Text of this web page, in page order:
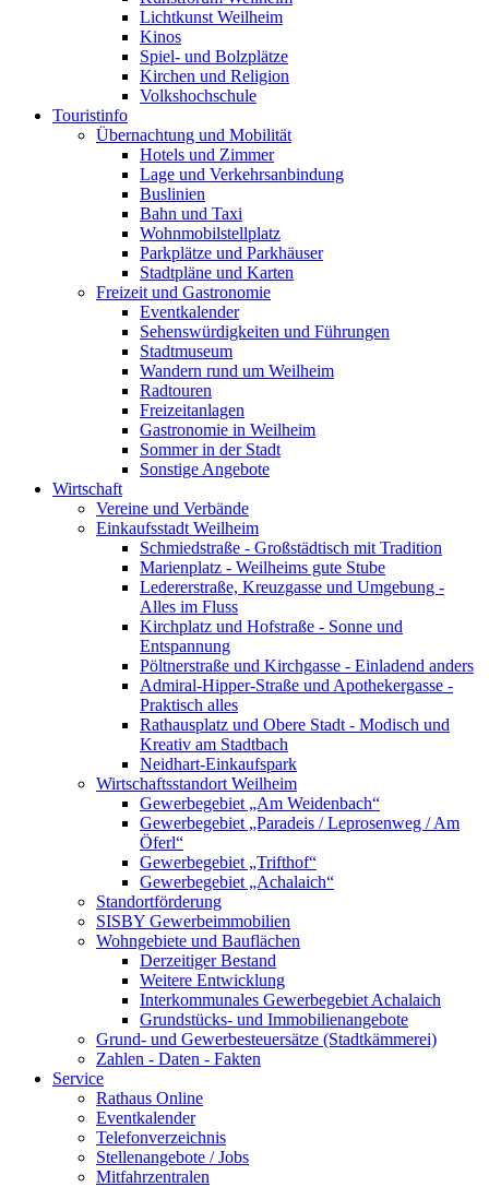
Lichtkunst Weilheim
Kinos
Spiel- und Bolzplätze
Kirchen und Religion
Volkshochschule
Touristinfo
Übernachtung und Mobilität
Hotels und Zimmer
Lage und Verkehrsanbindung
Buslinien
Bahn und Taxi
Wohnmobilstellplatz
Parkplätze und Parkhäuser
Stadtpläne und Karten
Freizeit und Gastronomie
Eventkalender
Sehenswürdigkeiten und Führungen
Stadtmuseum
Wandern rund um Weilheim
Radtouren
Freizeitanlagen
Gastronomie in Weilheim
Sommer in der Stadt
Sonstige Angebote
Wirtschaft
Vereine und Verbände
Einkaufsstadt Weilheim
Schmiedstraße - Großstädtisch mit Tradition
Marienplatz - Weilheims gute Stube
Ledererstraße, Kreuzgasse und Umgebung -
Alles im Fluss
Kirchplatz und Hofstraße - Sonne und
Entspannung
Pöltnerstraße und Kirchgasse - Einladend anders
Admiral-Hipper-Straße und Apothekergasse -
Praktisch alles
Rathausplatz und Obere Stadt - Modisch und
Kreativ am Stadtbach
Neidhart-Einkaufspark
Wirtschaftsstandort Weilheim
Gewerbegebiet „Am Weidenbach“
Gewerbegebiet „Paradeis / Leprosenweg / Am
Öferl“
Gewerbegebiet „Trifthof“
Gewerbegebiet „Achalaich“
Standortförderung
SISBY Gewerbeimmobilien
Wohngebiete und Bauflächen
Derzeitiger Bestand
Weitere Entwicklung
Interkommunales Gewerbegebiet Achalaich
Grundstücks- und Immobilienangebote
Grund- und Gewerbesteuersätze (Stadtkämmerei)
Zahlen - Daten - Fakten
Service
Rathaus Online
Eventkalender
Telefonverzeichnis
Stellenangebote / Jobs
Mitfahrzentralen